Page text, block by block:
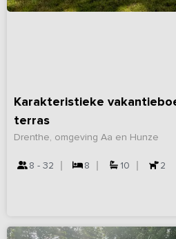
Karakteristieke
terras
Drenthe, omgeving Aa en Hunze
8 - 32 8 10 2